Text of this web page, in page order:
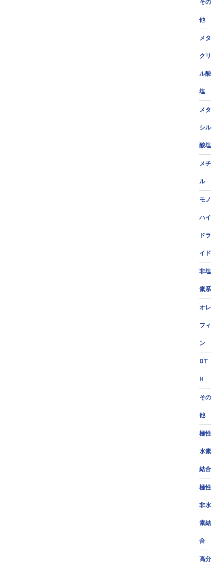
その
他
メタ
クリ
ル酸
塩
メタ
シル
酸塩
メチ
ル
モノ
ハイ
ドラ
イド
非塩
素系
オレ
フィ
ン
OT
H
その
他
極性
水素
結合
極性
非水
素結
合
高分